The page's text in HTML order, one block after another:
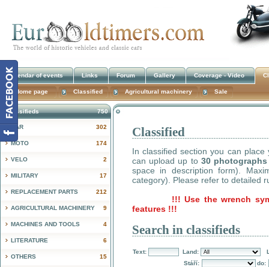
Classified
In classified section you can
can upload up to 30 photographs
space in description form).
category). Please refer to detailed
!!! Use the wrench
features !!!
Search in classifieds
Text: Land:
Stáří:
do:
750
Classifieds
302
CAR
174
MOTO
2
VELO
17
MILITARY
212
REPLACEMENT PARTS
9
AGRICULTURAL MACHINERY
4
MACHINES AND TOOLS
6
LITERATURE
15
OTHERS
Calendar of events Links Forum Gallery Coverage - Video
Home page Classified Agricultural machinery Sale